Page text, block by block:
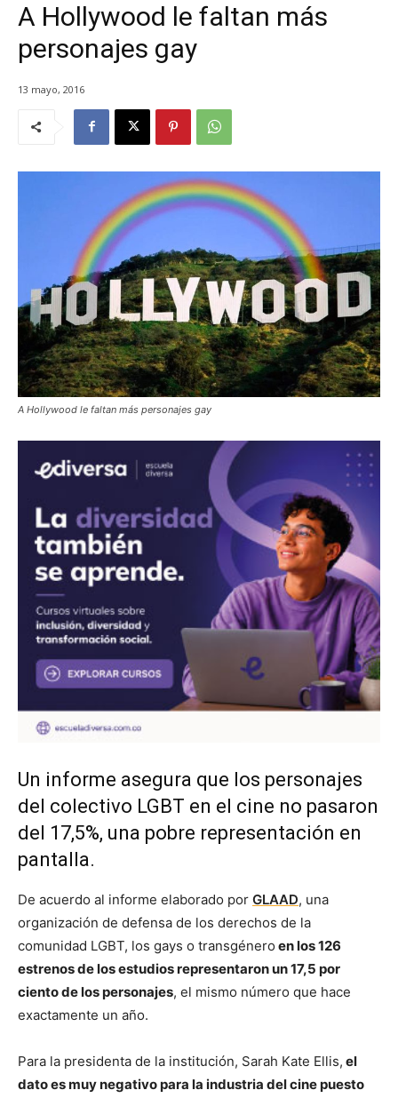
A Hollywood le faltan más
personajes gay
13 mayo, 2016
A Hollywood le faltan más personajes gay
Un informe asegura que los personajes
del colectivo LGBT en el cine no pasaron
del 17,5%, una pobre representación en
pantalla.
De acuerdo al informe elaborado por GLAAD, una
organización de defensa de los derechos de la
comunidad LGBT, los gays o transgénero en los 126
estrenos de los estudios representaron un 17,5 por
ciento de los personajes, el mismo número que hace
exactamente un año.
Para la presidenta de la institución, Sarah Kate Ellis, el
dato es muy negativo para la industria del cine puesto